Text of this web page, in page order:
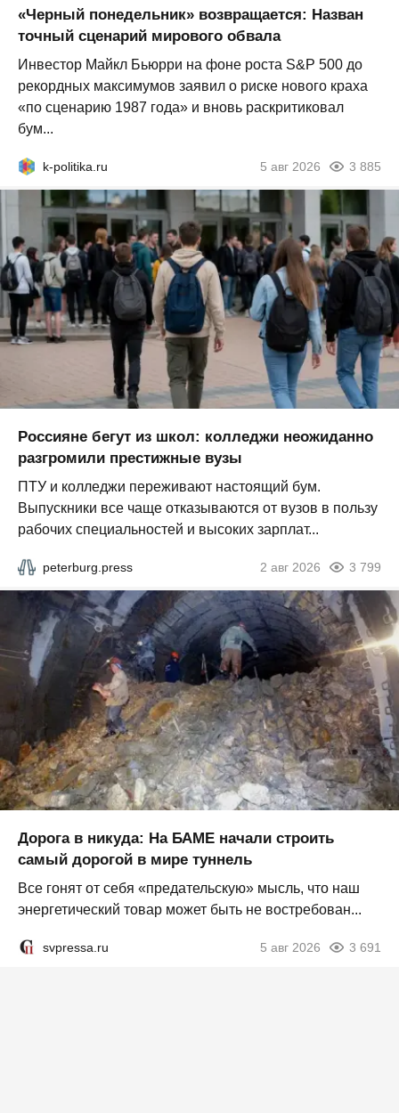
«Черный понедельник» возвращается: Назван
точный сценарий мирового обвала
Инвестор Майкл Бьюрри на фоне роста S&P 500 до
рекордных максимумов заявил о риске нового краха
«по сценарию 1987 года» и вновь раскритиковал
бум...
k-politika.ru 5 авг 2026 3 885
Россияне бегут из школ: колледжи неожиданно
разгромили престижные вузы
ПТУ и колледжи переживают настоящий бум.
Выпускники все чаще отказываются от вузов в пользу
рабочих специальностей и высоких зарплат...
peterburg.press 2 авг 2026 3 799
Дорога в никуда: На БАМЕ начали строить
самый дорогой в мире туннель
Все гонят от себя «предательскую» мысль, что наш
энергетический товар может быть не востребован...
svpressa.ru 5 авг 2026 3 691